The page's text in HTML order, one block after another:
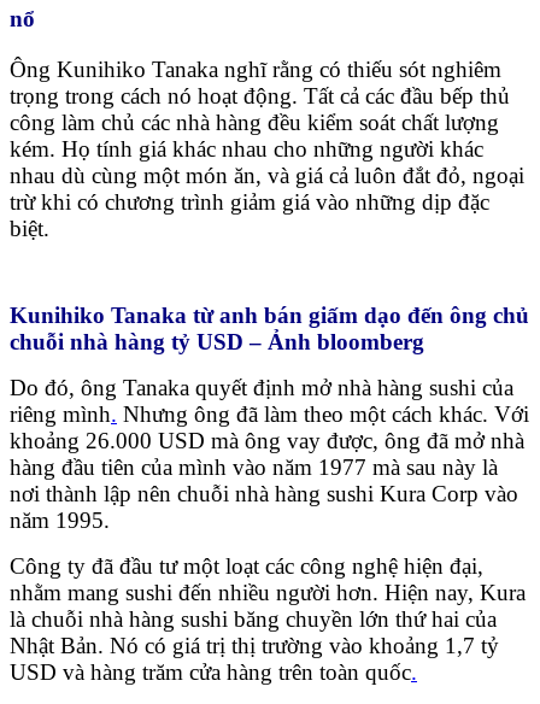
nổ
Ông Kunihiko Tanaka nghĩ rằng có thiếu sót nghiêm
trọng trong cách nó hoạt động. Tất cả các đầu bếp thủ
công làm chủ các nhà hàng đều kiểm soát chất lượng
kém. Họ tính giá khác nhau cho những người khác
nhau dù cùng một món ăn, và giá cả luôn đắt đỏ, ngoại
trừ khi có chương trình giảm giá vào những dịp đặc
biệt.
Kunihiko Tanaka từ anh bán giấm dạo đến ông chủ
chuỗi nhà hàng tỷ USD – Ảnh bloomberg
Do đó, ông Tanaka quyết định mở nhà hàng sushi của
riêng mình. Nhưng ông đã làm theo một cách khác. Với
khoảng 26.000 USD mà ông vay được, ông đã mở nhà
hàng đầu tiên của mình vào năm 1977 mà sau này là
nơi thành lập nên chuỗi nhà hàng sushi Kura Corp vào
năm 1995.
Công ty đã đầu tư một loạt các công nghệ hiện đại,
nhằm mang sushi đến nhiều người hơn. Hiện nay, Kura
là chuỗi nhà hàng sushi băng chuyền lớn thứ hai của
Nhật Bản. Nó có giá trị thị trường vào khoảng 1,7 tỷ
USD và hàng trăm cửa hàng trên toàn quốc.